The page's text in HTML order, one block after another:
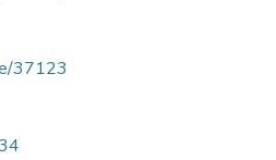
37123